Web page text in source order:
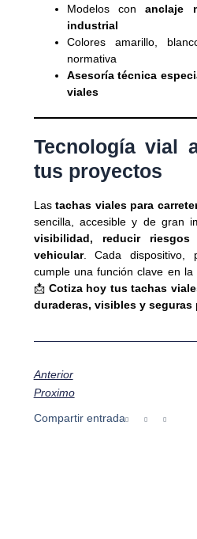
Modelos conanclaje
industrial
Colores amarillo,
normativa
Asesoría técnica
viales
Tecnología vial
tus proyectos
Lastachas viales para
sencilla, accesible y de gran
visibilidad, reducir
vehicular. Cada dispositivo,
cumple una función clave en la
📩 Cotiza hoy tus tachas
duraderas, visibles y
Anterior
Proximo
Compartir entrada